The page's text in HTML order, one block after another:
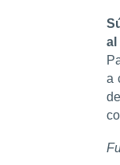
al
a